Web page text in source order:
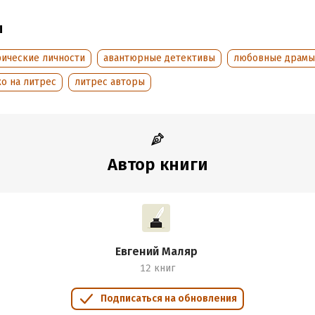
5 июля 2018
личности авантюрные детективы
любовные драмы
на литрес
литрес авторы
Автор книги
Евгений Маляр
12 книг
Подписаться на обновления